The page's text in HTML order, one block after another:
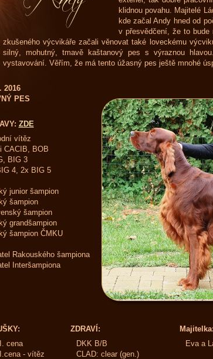
klidnou povahu. Majitelé
kde začal Andy hned od
v přesvědčení, že to bude
zkušeného výcvikáře začali věnovat také loveckému
silný, mohutný, tmavě kaštanový pes s výraznou
vystavování. Věřím, že má tento úžasný pes ještě mnohé
2016
PES
ZDE
vítěz
CACIB, BOB
BIG 3
4, 2x BIG 5
junior šampion
šampion
šampion
grandšampion
šampion ČMKU
Rakouského šampiona
Interšampiona
cena
- vítěz
ZDRAVÍ:
DKK B/B
CLAD: clear (gen.)
Majitelka:
Eva a